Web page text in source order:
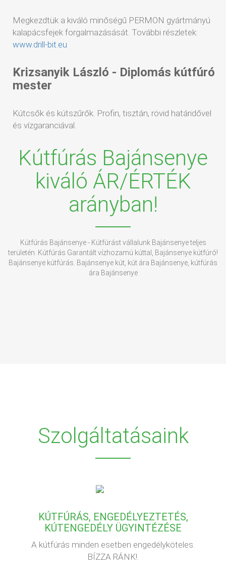
Megkezdtük a kiváló minőségű PERMON gyártmányú
kalapácsfejek forgalmazásását. További részletek:
www.drill-bit.eu
Krizsanyik László - Diplomás kútfúró
mester
Kútcsők és kútszűrők. Profin, tisztán, rövid határidővel
és vízgaranciával.
Kútfúrás Bajánsenye
kiváló ÁR/ÉRTÉK
arányban!
Kútfúrás Bajánsenye - Kútfúrást vállalunk Bajánsenye teljes
területén. Kútfúrás Garantált vízhozamú kúttal, Bajánsenye kútfúró!
Bajánsenye kútfúrás. Bajánsenye kút, kút ára Bajánsenye, kútfúrás
ára Bajánsenye
Szolgáltatásaink
KÚTFÚRÁS, ENGEDÉLYEZTETÉS,
KÚTENGEDÉLY ÜGYINTÉZÉSE
A kútfúrás minden esetben engedélyköteles.
BÍZZA RÁNK!.